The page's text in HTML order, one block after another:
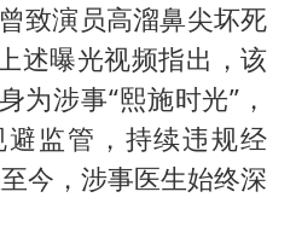
明星演唱会取消
山接盘烂尾恒大文旅城
女儿为争财产堵门阻挠父亲出殡
厂工人旺季能月入一万三
致演员高溜鼻尖坏死
述曝光视频指出，该
为涉事“熙施时光”，
避监管，持续违规经
今，涉事医生始终深